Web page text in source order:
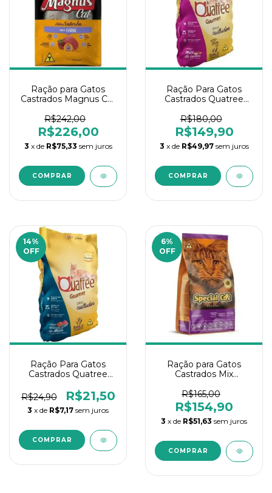
Ração para Gatos
Castrados Magnus Cat
R$242,00
R$226,00
3 x de R$75,33 sem juros
Ração Para Gatos
Castrados Quatree
Carnes 10.1kg
R$180,00
R$149,90
3 x de R$49,97 sem juros
14%
OFF
Ração Para Gatos
Castrados Quatree
do Mar 1kg
R$24,90 R$21,50
3 x de R$7,17 sem juros
6%
OFF
Ração para Gatos
Castrados Mix
Cat 10Kg
R$165,00
R$154,90
3 x de R$51,63 sem juros